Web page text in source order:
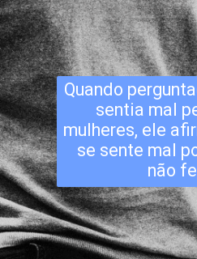
Quando
sentia mal
mulheres, ele
se sente mal
não